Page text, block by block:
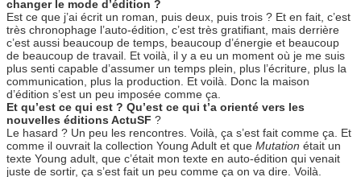
changer le mode d’édition ?
Est ce que j’ai écrit un roman, puis deux, puis trois ? Et en fait, c’est
très chronophage l’auto-édition, c’est très gratifiant, mais derrière
c’est aussi beaucoup de temps, beaucoup d’énergie et beaucoup
de beaucoup de travail. Et voilà, il y a eu un moment où je me suis
plus senti capable d’assumer un temps plein, plus l’écriture, plus la
communication, plus la production. Et voilà. Donc la maison
d’édition s’est un peu imposée comme ça.
Et qu’est ce qui est ? Qu’est ce qui t’a orienté vers les
nouvelles éditions ActuSF ?
Le hasard ? Un peu les rencontres. Voilà, ça s’est fait comme ça. Et
comme il ouvrait la collection Young Adult et que Mutation était un
texte Young adult, que c’était mon texte en auto-édition qui venait
juste de sortir, ça s’est fait un peu comme ça on va dire. Voilà.